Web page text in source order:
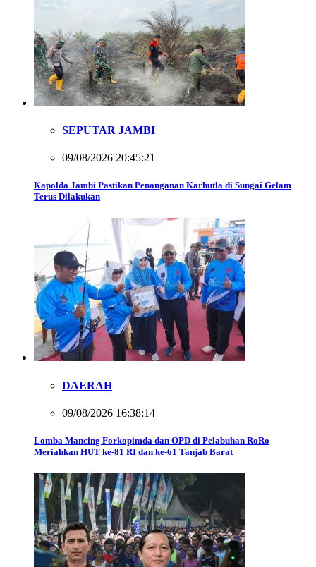
SEPUTAR JAMBI
09/08/2026 20:45:21
Kapolda Jambi Pastikan Penanganan Karhutla di Sungai Gelam
Terus Dilakukan
DAERAH
09/08/2026 16:38:14
Lomba Mancing Forkopimda dan OPD di Pelabuhan RoRo
Meriahkan HUT ke-81 RI dan ke-61 Tanjab Barat